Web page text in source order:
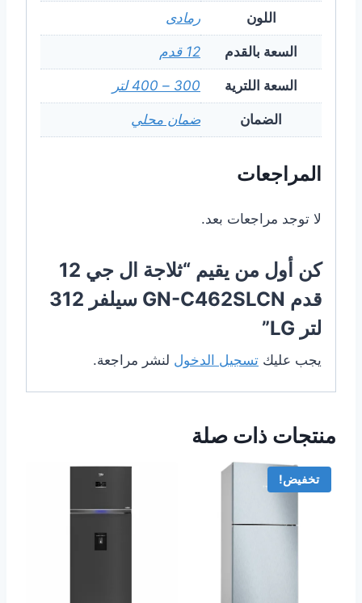
اللون رمادى
السعة بالقدم 12 قدم
السعة اللترية 300 – 400 لتر
الضمان ضمان محلي
المراجعات
لا توجد مراجعات بعد.
كن أول من يقيم “ثلاجة ال جي 12
قدم GN-C462SLCN سيلفر 312
لتر LG”
يجب عليك تسجيل الدخول لنشر مراجعة.
منتجات ذات صلة
تخفيض!